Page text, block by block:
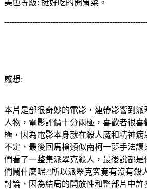
美色等級: 挺好吃的開胃菜。
感想:
本片是部很奇妙的電影，連帶影響到
人物，電影評價十分兩極，喜歡者很
極，因為電影本身就在殺人魔和精神
不定，最後回馬槍類似南柯一夢手法
們看了一整集派翠克殺人，最後說都
們鬧什麼呢?!所以派翠克究竟有沒有殺
討論，因為結局的開放性和整部片中許